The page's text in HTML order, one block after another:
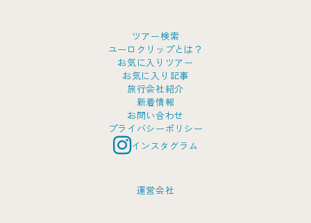
ツアー検索
ユーロクリップとは？
お気に入りツアー
お気に入り記事
旅行会社紹介
新着情報
お問い合わせ
プライバシーポリシー
インスタグラム
運営会社